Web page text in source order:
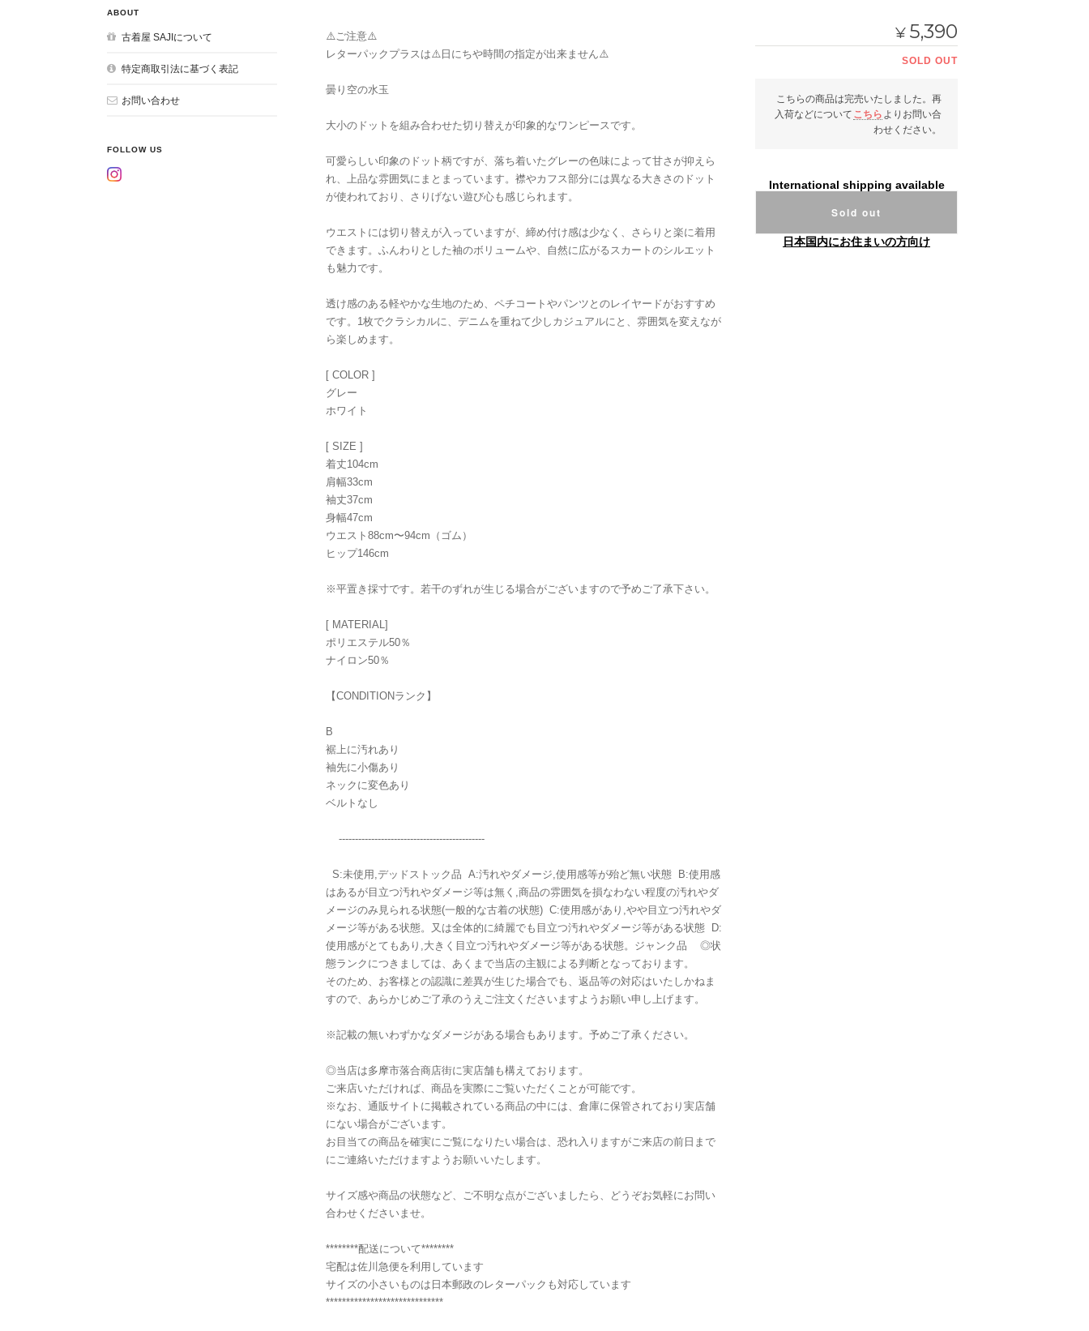
⚠️ご注意⚠️
レターパックプラスは⚠️日にちや時間の指定が出来ません⚠️
曇り空の水玉
大小のドットを組み合わせた切り替えが印象的なワンピースです。
可愛らしい印象のドット柄ですが、落ち着いたグレーの色味によって甘さが抑えら
れ、上品な雰囲気にまとまっています。襟やカフス部分には異なる大きさのドット
が使われており、さりげない遊び心も感じられます。
ウエストには切り替えが入っていますが、締め付け感は少なく、さらりと楽に着用
できます。ふんわりとした袖のボリュームや、自然に広がるスカートのシルエット
も魅力です。
透け感のある軽やかな生地のため、ペチコートやパンツとのレイヤードがおすすめ
です。1枚でクラシカルに、デニムを重ねて少しカジュアルにと、雰囲気を変えなが
ら楽しめます。
[ COLOR ]
グレー
ホワイト
[ SIZE ]
着丈104cm
肩幅33cm
袖丈37cm
身幅47cm
ウエスト88cm〜94cm（ゴム）
ヒップ146cm
※平置き採寸です。若干のずれが生じる場合がございますので予めご了承下さい。
[ MATERIAL]
ポリエステル50％
ナイロン50％
【CONDITIONランク】
B
裾上に汚れあり
袖先に小傷あり
ネックに変色あり
ベルトなし
---------------------------------------------
S:未使用,デッドストック品 A:汚れやダメージ,使用感等が殆ど無い状態 B:使用感
はあるが目立つ汚れやダメージ等は無く,商品の雰囲気を損なわない程度の汚れやダ
メージのみ見られる状態(一般的な古着の状態) C:使用感があり,やや目立つ汚れやダ
メージ等がある状態。又は全体的に綺麗でも目立つ汚れやダメージ等がある状態 D:
使用感がとてもあり,大きく目立つ汚れやダメージ等がある状態。ジャンク品 ◎状
態ランクにつきましては、あくまで当店の主観による判断となっております。
そのため、お客様との認識に差異が生じた場合でも、返品等の対応はいたしかねま
すので、あらかじめご了承のうえご注文くださいますようお願い申し上げます。
※記載の無いわずかなダメージがある場合もあります。予めご了承ください。
◎当店は多摩市落合商店街に実店舗も構えております。
ご来店いただければ、商品を実際にご覧いただくことが可能です。
※なお、通販サイトに掲載されている商品の中には、倉庫に保管されており実店舗
にない場合がございます。
お目当ての商品を確実にご覧になりたい場合は、恐れ入りますがご来店の前日まで
にご連絡いただけますようお願いいたします。
サイズ感や商品の状態など、ご不明な点がございましたら、どうぞお気軽にお問い
合わせくださいませ。
********配送について********
宅配は佐川急便を利用しています
サイズの小さいものは日本郵政のレターパックも対応しています
*****************************
¥ 5,390
SOLD OUT
こちらの商品は完売いたしました。再
入荷などについて こちら よりお問い合
わせください。
International shipping available
Sold out
日本国内にお住まいの方向け
ABOUT
古着屋 SAJIについて
特定商取引法に基づく表記
お問い合わせ
FOLLOW US